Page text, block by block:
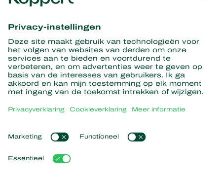
Ontvang het laatste nieuws en
informatie
Hier aanmelden
Partners with Nature
Roofmijten
Roofinsecten
Nuttige nematoden
Nuttige micro-organismen
Gewasbescherming
Nieuws en informatie
Duurzaamheid
Werken bij Koppert
Populaire links
Ervaringen van klanten